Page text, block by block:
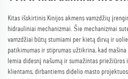
Kitas išskirtinis Kinijos akmens vamzdžių
hidrauliniai mechanizmai. Šie mechanizmai
vamzdžiai būtų stumiami per kietą dirvą ir
patikimumas ir stiprumas užtikrina, kad
lemia didesnį našumą ir sumažintas priežiūros
klientams, dirbantiems didelio masto